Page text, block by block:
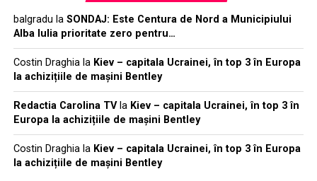
balgradu la SONDAJ: Este Centura de Nord a Municipiului
Alba Iulia prioritate zero pentru…
Costin Draghiala Kiev – capitala Ucrainei, în top 3 în Europa
la achizițiile de mașini Bentley
Redactia Carolina TVla Kiev – capitala Ucrainei, în top 3 în
Europa la achizițiile de mașini Bentley
Costin Draghiala Kiev – capitala Ucrainei, în top 3 în Europa
la achizițiile de mașini Bentley